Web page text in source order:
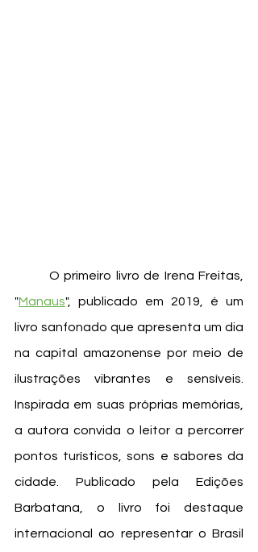
"Manaus", publicado em 2019, é um
livro sanfonado que apresenta um dia
na capital amazonense por meio de
ilustrações vibrantes e sensíveis.
Inspirada em suas próprias memórias,
a autora convida o leitor a percorrer
pontos turísticos, sons e sabores da
cidade. Publicado pela Edições
Barbatana, o livro foi destaque
internacional ao representar o Brasil